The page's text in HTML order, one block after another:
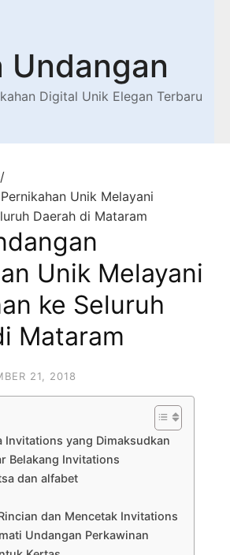
Undangan
Digital Unik Elegan Terbaru
Unik Melayani
Daerah di Mataram
Unik Melayani
ke Seluruh
Mataram
21, 2018
Invitations yang Dimaksudkan
Belakang Invitations
dan alfabet
dan Mencetak Invitations
Undangan Perkawinan